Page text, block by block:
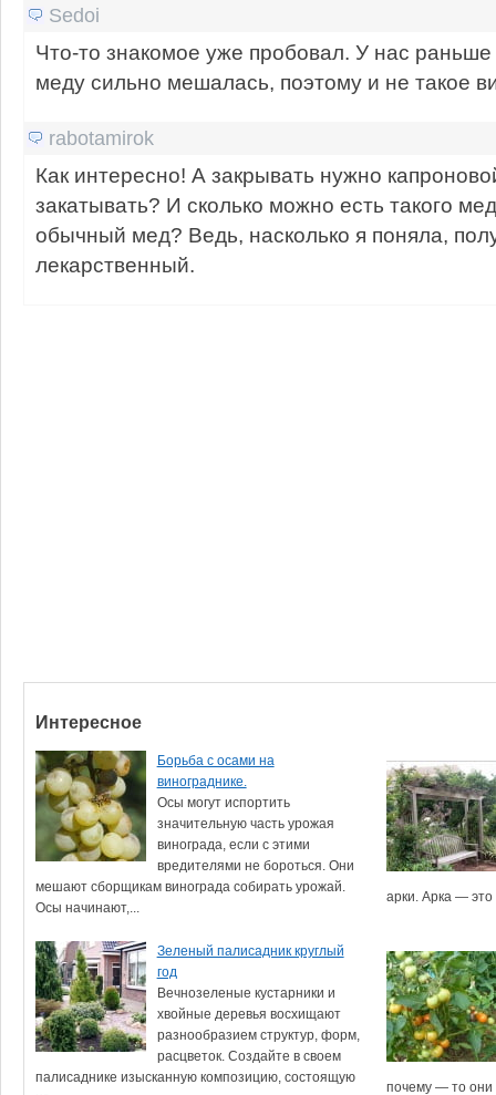
Sedoi
Что-то знакомое уже пробовал. У нас
меду сильно мешалась, поэтому и не такое
rabotamirok
Как интересно! А закрывать нужно
закатывать? И сколько можно есть такого
обычный мед? Ведь, насколько я поняла,
лекарственный.
Интересное
Борьба с осами на
винограднике.
Осы могут испортить
значительную часть урожая
винограда, если с этими
вредителями не бороться. Они
мешают сборщикам винограда собирать урожай.
Осы начинают,...
арки. Арка — это
Зеленый палисадник круглый
год
Вечнозеленые кустарники и
хвойные деревья восхищают
разнообразием структур, форм,
расцветок. Создайте в своем
палисаднике изысканную композицию, состоящую
почему — то они